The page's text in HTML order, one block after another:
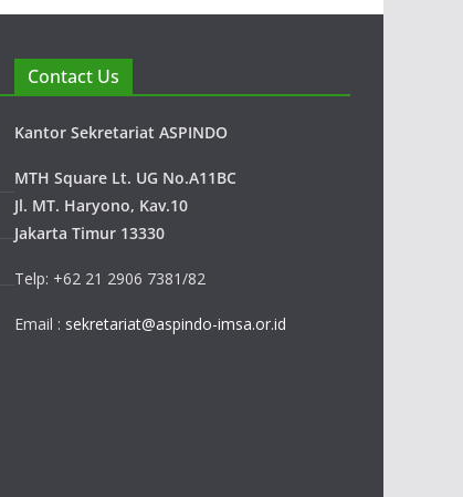
Contact Us
Kantor Sekretariat ASPINDO
MTH Square Lt. UG No.A11BC
Jl. MT. Haryono, Kav.10
Jakarta Timur 13330
Telp: +62 21 2906 7381/82
Email : sekretariat@aspindo-imsa.or.id